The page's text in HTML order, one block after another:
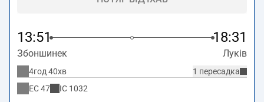
13:51 18:31
Збоншинек Луків
1 пересадка
4год 40хв
EC47 IC 1032